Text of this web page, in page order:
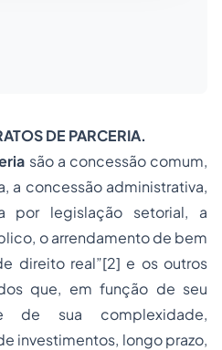
DE PARCERIA.
são a concessão comum,
a concessão administrativa,
por legislação setorial, a
o arrendamento de bem
direito real”[2] e os outros
que, em função de seu
de sua complexidade,
investimentos, longo prazo,